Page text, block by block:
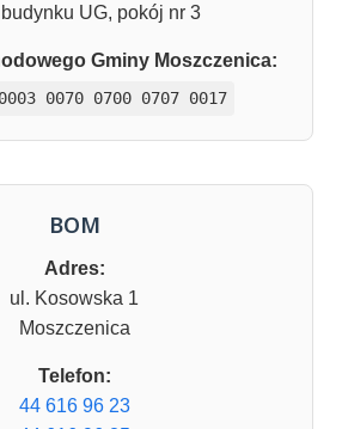
UG, pokój nr 3
Gminy Moszczenica:
0070 0700 0707 0017
BOM
Adres:
ul. Kosowska 1
Moszczenica
Telefon:
44 616 96 23